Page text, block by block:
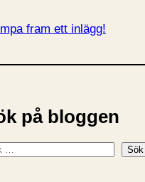
fram ett inlägg!
på bloggen
Sök